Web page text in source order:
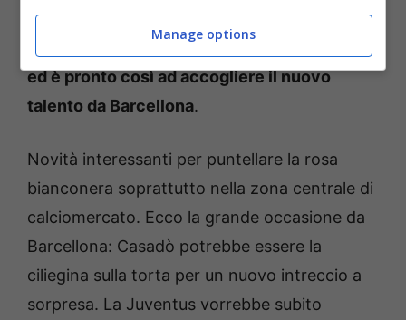
l’addio a titolo definitivo.Tudor sta
sperimentando nuove idee a centrocampo
ed è pronto così ad accogliere il nuovo
talento da Barcellona.
Novità interessanti per puntellare la rosa
bianconera soprattutto nella zona centrale di
calciomercato. Ecco la grande occasione da
Barcellona: Casadò potrebbe essere la
ciliegina sulla torta per un nuovo intreccio a
sorpresa. La Juventus vorrebbe subito
Manage options